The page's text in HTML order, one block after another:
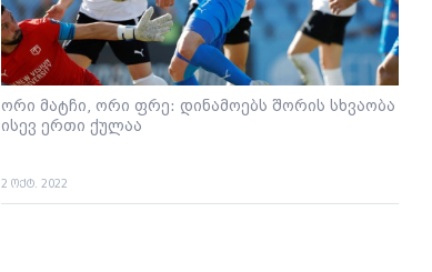
ორი მატჩი, ორი ფრე: დინამოებს შორის სხვაობა
ისევ ერთი ქულაა
2 ოქტ. 2022